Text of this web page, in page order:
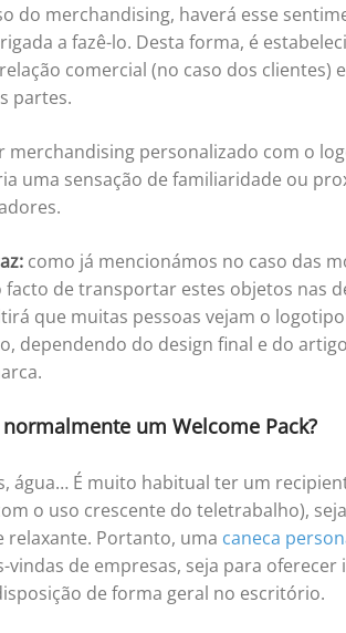
do merchandising, haverá esse
a fazê-lo. Desta forma, é
comercial (no caso dos clientes)
partes.
merchandising personalizado com o
uma sensação de familiaridade ou
como já mencionámos no caso das
facto de transportar estes objetos nas
que muitas pessoas vejam o
dependendo do design final e do
um Welcome Pack?
água… É muito habitual ter um
o uso crescente do teletrabalho),
Portanto, uma caneca
de empresas, seja para
de forma geral no escritório.